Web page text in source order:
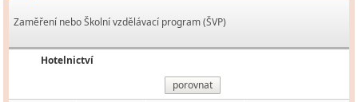
Zaměření nebo Školní vzdělávací program (ŠVP)
Hotelnictví
porovnat